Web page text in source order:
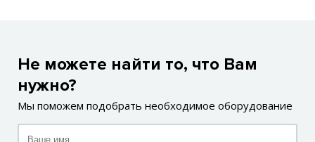
Не можете найти то, что Вам
нужно?
Мы поможем подобрать необходимое оборудование